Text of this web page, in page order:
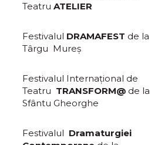
Teatru ATELIER
Festivalul DRAMAFEST de la
Târgu Mureş
Festivalul Internaţional de
Teatru TRANSFORM@ de la
Sfântu Gheorghe
Festivalul Dramaturgiei